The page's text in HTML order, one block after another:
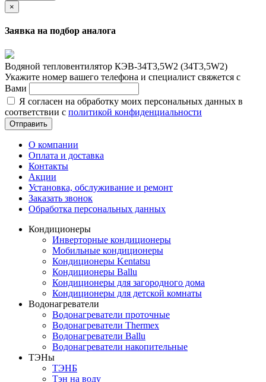
×
Заявка на подбор аналога
Водяной тепловентилятор КЭВ-34T3,5W2 (34Т3,5W2)
Укажите номер вашего телефона и специалист свяжется с
Вами
Я согласен на обработку моих персональных данных в
соответствии с политикой конфиденциальности
Отправить
О компании
Оплата и доставка
Контакты
Акции
Установка, обслуживание и ремонт
Заказать звонок
Обработка персональных данных
Кондиционеры
Инверторные кондиционеры
Мобильные кондиционеры
Кондиционеры Kentatsu
Кондиционеры Ballu
Кондиционеры для загородного дома
Кондиционеры для детской комнаты
Водонагреватели
Водонагреватели проточные
Водонагреватели Thermex
Водонагреватели Ballu
Водонагреватели накопительные
ТЭНы
ТЭНБ
Тэн на воду